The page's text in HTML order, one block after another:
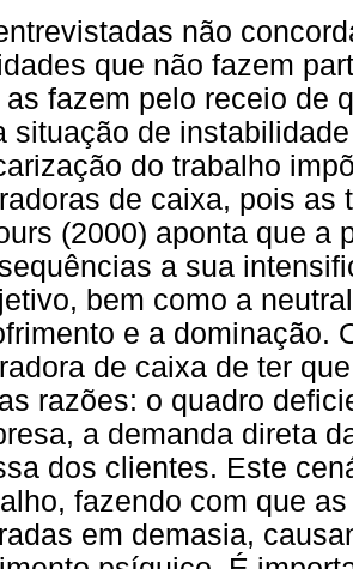
não
que não fazem
as fazem pelo receio de
situação de
do trabalho
de caixa, pois as
(2000) aponta que a
a sua
bem como a
e a dominação.
de caixa de ter
razões: o quadro
a demanda direta
dos clientes. Este
fazendo com que
em demasia,